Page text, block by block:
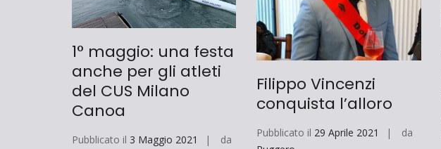
1° maggio: una festa
anche per gli atleti
del CUS Milano
Canoa
Pubblicato il 3 Maggio 2021
da
Filippo Vincenzi
conquista l’alloro
Pubblicato il 29 Aprile 2021
da